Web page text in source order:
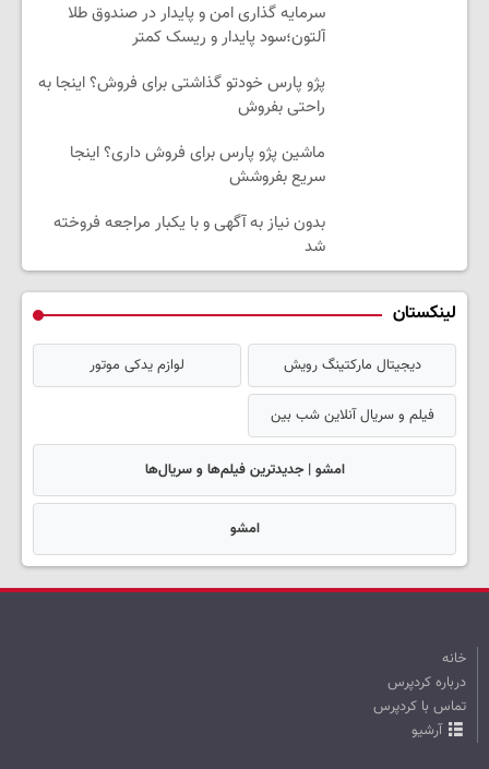
سرمایه گذاری امن و پایدار در صندوق طلا
آلتون؛سود پایدار و ریسک کمتر
پژو پارس خودتو گذاشتی برای فروش؟ اینجا به
راحتی بفروش
ماشین پژو پارس برای فروش داری؟ اینجا
سریع بفروشش
بدون نیاز به آگهی و با یکبار مراجعه فروخته
شد
لینکستان
دیجیتال مارکتینگ رویش لوازم یدکی موتور
فیلم و سریال آنلاین شب بین
امشو | جدیدترین فیلم‌ها و سریال‌ها
امشو
خانه
درباره کردپرس
تماس با کردپرس
آرشیو